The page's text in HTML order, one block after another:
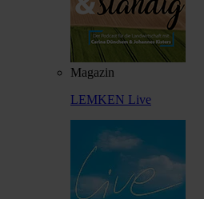
Magazin
LEMKEN Live